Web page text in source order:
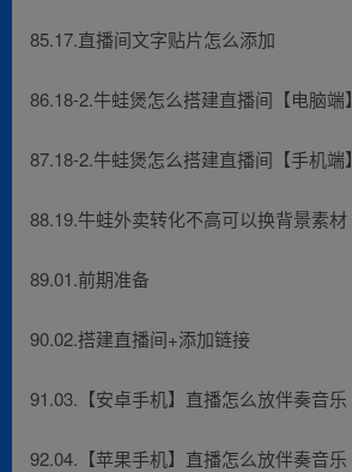
85.17.直播间文字贴片怎么添加
86.18-2.牛蛙煲怎么搭建直播间【电脑端】
87.18-2.牛蛙煲怎么搭建直播间【手机端】
88.19.牛蛙外卖转化不高可以换背景素材
89.01.前期准备
90.02.搭建直播间+添加链接
91.03.【安卓手机】直播怎么放伴奏音乐
92.04.【苹果手机】直播怎么放伴奏音乐